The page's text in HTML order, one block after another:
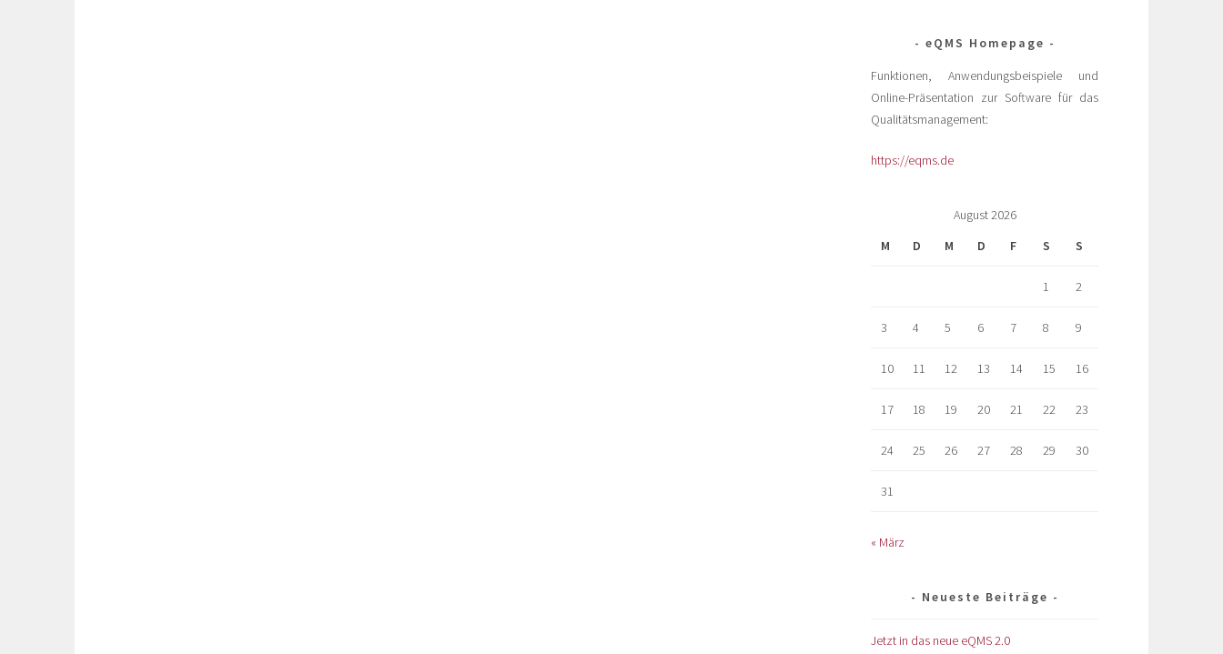
eQMS Homepage
Funktionen, Anwendungsbeispiele und
Online-Präsentation zur Software für das
Qualitätsmanagement:
https://eqms.de
August 2026
M
D M D F S S
1 2
3 4 5 6 7 8 9
10 11 12 13 14 15 16
17 18 19 20 21 22 23
24 25 26 27 28 29 30
31
« März
Neueste Beiträge
Jetzt in das neue eQMS 2.0